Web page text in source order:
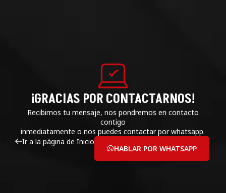
¡GRACIAS POR CONTACTARNOS!
Recibimos tu mensaje, nos pondremos en contacto
contigo
inmediatamente o nos puedes contactar por whatsapp.
Ir a la página de Inicio
HABLAR POR WHATSAPP